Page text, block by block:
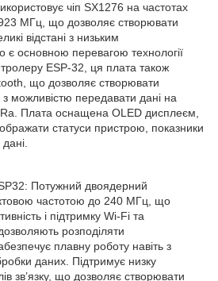
чіп SX1276 на частотах
МГц, що дозволяє створювати
відстані з низьким
основною перевагою технології
ESP-32, ця плата також
що дозволяє створювати
можливістю передавати дані на
Плата оснащена OLED дисплеєм,
статуси пристрою, показники
дані.
Потужний двоядерний
частотою до 240 МГц, що
і підтримку Wi-Fi та
розподіляти
плавну роботу навіть з
даних. Підтримує низку
зв’язку, що дозволяє створювати